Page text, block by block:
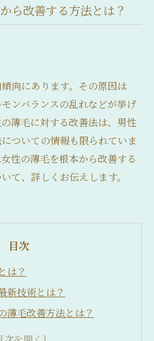
ら改善する方法とは？
向にあります。その原因は
ンバランスの乱れなどが挙げ
薄毛に対する改善法は、男性
ついての情報も限られていま
性の薄毛を根本から改善する
て、詳しくお伝えします。
目次
は？
新技術とは？
薄毛改善方法とは？
なサプリやシャンプーはあ